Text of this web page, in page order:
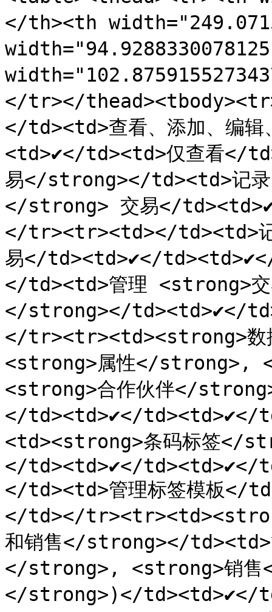
</th><th
</tr></
</td><td>查看、添加、编
<td>✔️</td><td>仅查看</
易</strong></td><td>记录
</strong> 交易</
</tr><tr><td></td><td>
易</td><td>✔️</
</td><td>管理 <strong>
</strong></td><td>✔️</
</tr><tr><td><strong>数
<strong>属性</strong>,
<strong>合作伙伴</
</td><td>✔️</td><td>✔️</
<td><strong>条码标签</
</td><td>✔️</
</td><td>管理标签模板
</td></
和销售</strong></td><td>
</strong>, <strong>销
</strong>)</td><td>✔️</